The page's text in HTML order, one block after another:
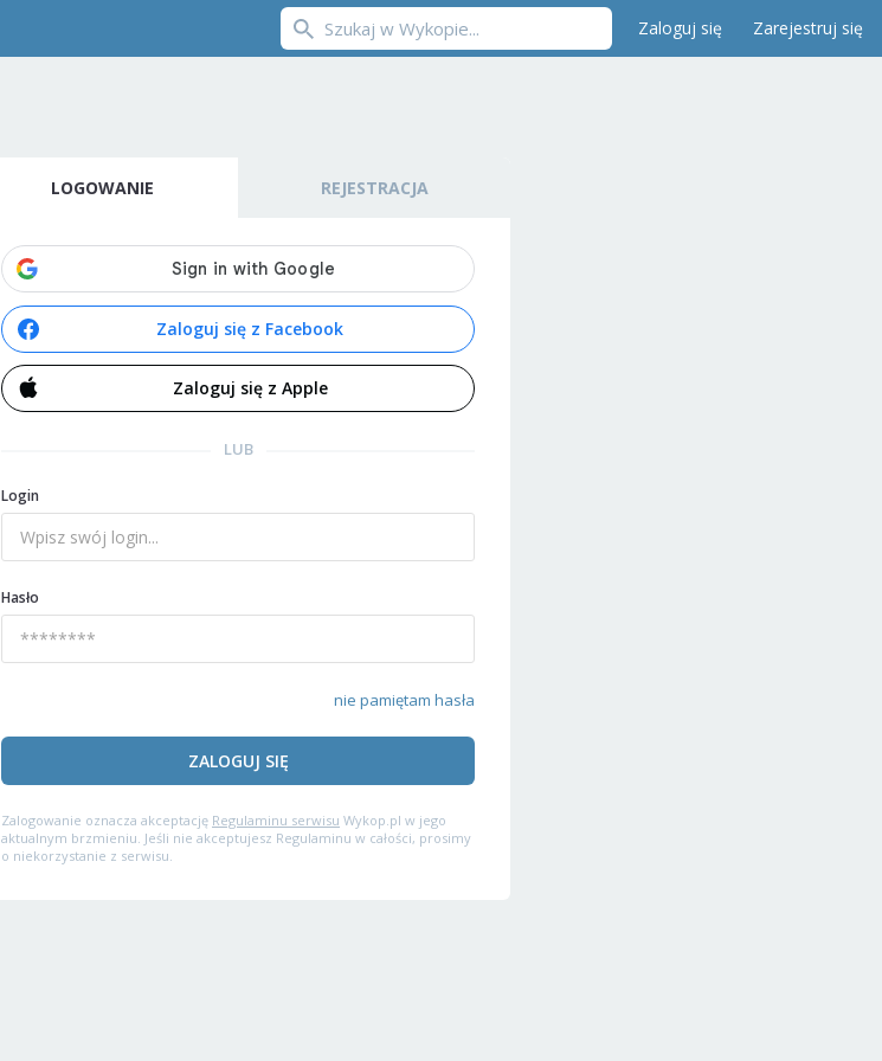
Zaloguj się Zarejestruj się
LOGOWANIE REJESTRACJA
Zaloguj się z Facebook
Zaloguj się z Apple
LUB
Login
Hasło
nie pamiętam hasła
ZALOGUJ SIĘ
Zalogowanie oznacza akceptację Regulaminu serwisu Wykop.pl w jego
aktualnym brzmieniu. Jeśli nie akceptujesz Regulaminu w całości, prosimy
o niekorzystanie z serwisu.